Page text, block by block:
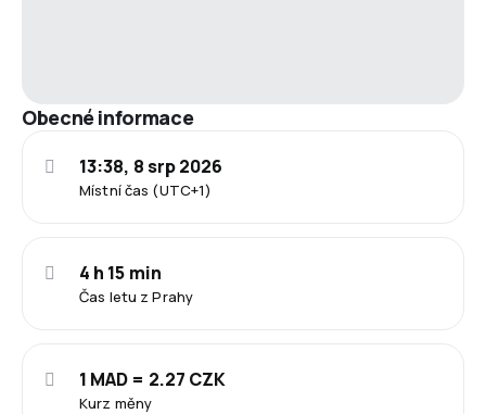
Obecné informace
Místní čas (UTC+1)
13:38, 8 srp 2026
Čas letu z Prahy
4 h 15 min
Kurz měny
1 MAD = 2.27 CZK